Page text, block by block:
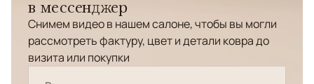
в мессенджер
Снимем видео в нашем салоне, чтобы вы могли
рассмотреть фактуру, цвет и детали ковра до
визита или покупки